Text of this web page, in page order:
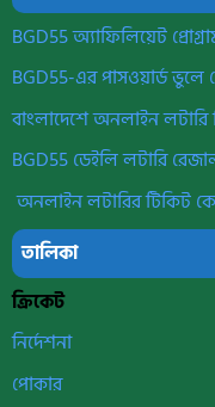
BGD55 অ্যাফিলিয়েট
BGD55-এর পাসওয়ার্ড
বাংলাদেশে অনলাইন লটারি
BGD55 ডেইলি লটারি
অনলাইন লটারির টিকিট
তালিকা
ক্রিকেট
নির্দেশনা
পোকার